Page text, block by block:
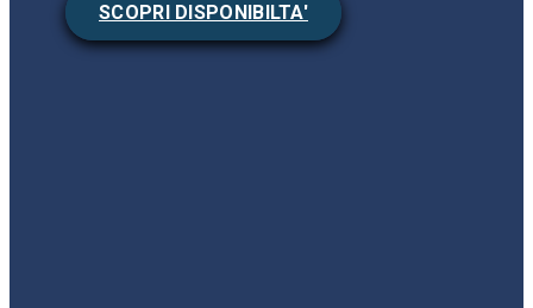
SCOPRI DISPONIBILTA'